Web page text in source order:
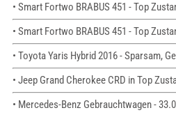
• Smart Fortwo BRABUS 451 - Top
• Smart Fortwo BRABUS 451 - Top
• Toyota Yaris Hybrid 2016 - Sparsam,
• Jeep Grand Cherokee CRD in Top
• Mercedes-Benz Gebrauchtwagen -